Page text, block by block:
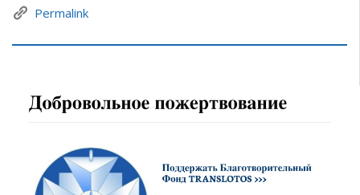
Permalink